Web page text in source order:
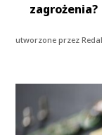
zagrożenia?
utworzone przez